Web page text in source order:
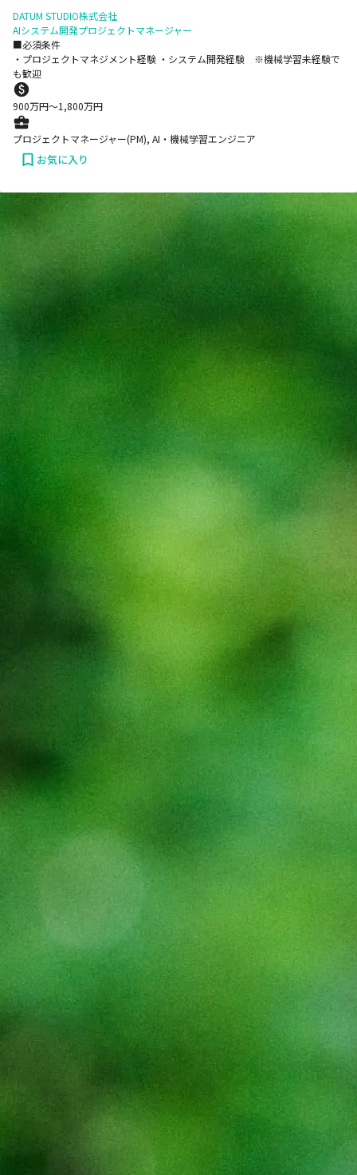
DATUM STUDIO株式会社
AIシステム開発プロジェクトマネージャー
■必須条件
・プロジェクトマネジメント経験 ・システム開発経験 ※機械学習未経験で
も歓迎
900万円〜1,800万円
プロジェクトマネージャー(PM), AI・機械学習エンジニア
お気に入り